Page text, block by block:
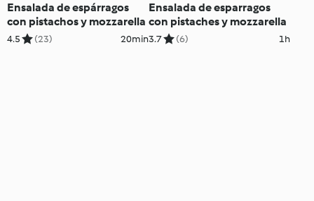
Ensalada de espárragos
con pistachos y mozzarella
4.5 (23) 20min
Ensalada de esparragos
con pistaches y mozzarella
3.7 (6) 1h